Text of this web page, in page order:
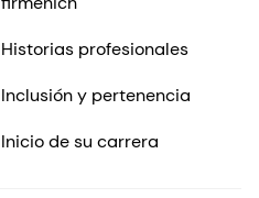
Historias profesionales
Inclusión y pertenencia
Inicio de su carrera